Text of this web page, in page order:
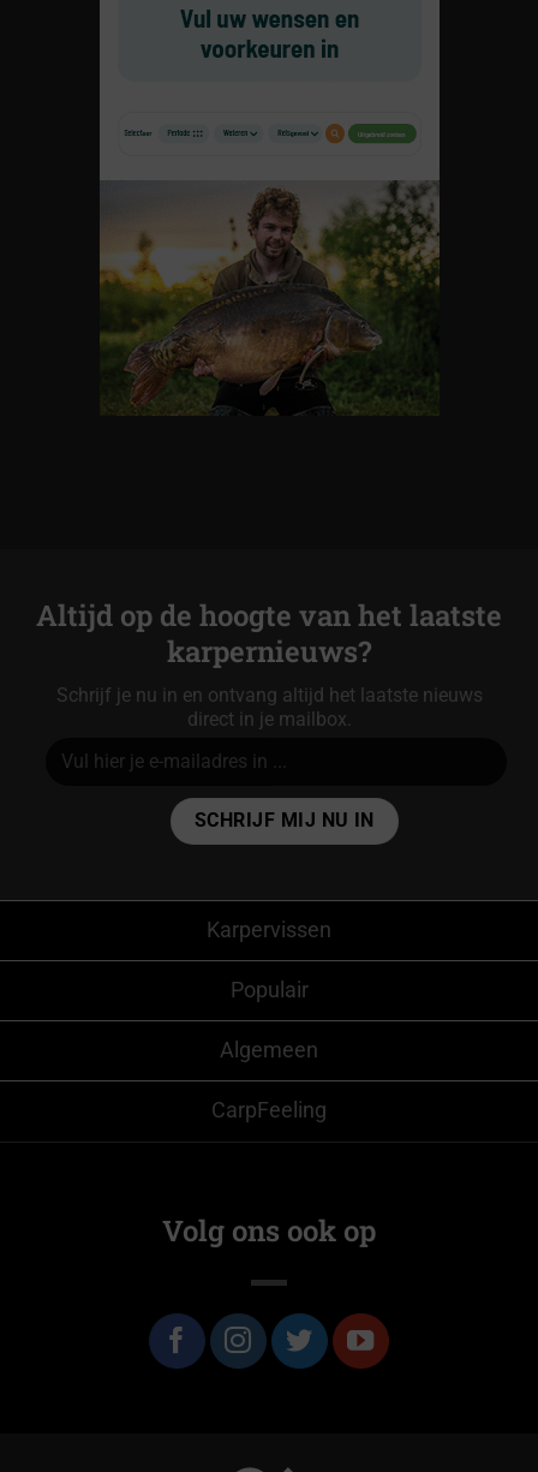
Altijd op de hoogte van het laatste
karpernieuws?
Schrijf je nu in en ontvang altijd het laatste nieuws
direct in je mailbox.
Karpervissen
Populair
Algemeen
CarpFeeling
Volg ons ook op